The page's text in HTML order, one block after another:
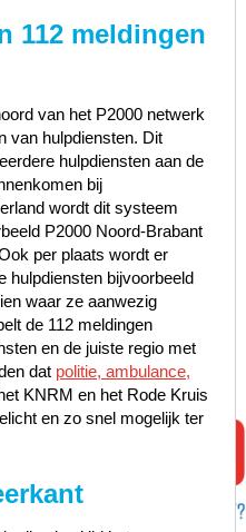
112 meldingen
van het P2000 netwerk
van hulpdiensten. Dit
hulpdiensten aan de
bij
wordt dit systeem
P2000 Noord-Brabant
per plaats wordt er
hulpdiensten bijvoorbeeld
waar ze aanwezig
de 112 meldingen
en de juiste regio met
dat politie, ambulance,
KNRM en het Rode Kruis
en zo snel mogelijk ter